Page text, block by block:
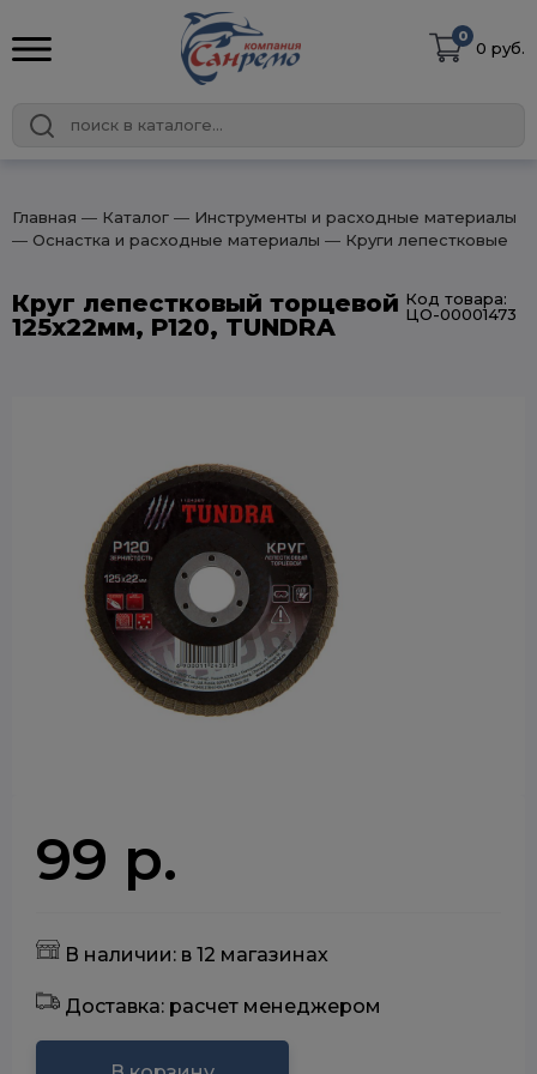
0
0 руб.
Главная ― Каталог ― Инструменты и расходные материалы
― Оснастка и расходные материалы ― Круги лепестковые
Круг лепестковый торцевой
125х22мм, Р120, TUNDRA
Код товара:
ЦО-00001473
99 р.
В наличии: в 12 магазинах
Доставка: расчет менеджером